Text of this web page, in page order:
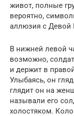
живот, полные
вероятно,
аллюзия с Девой
В нижней левой
возможно,
и держит в
Улыбаясь, он
глядит он на
называли его
холостяком.